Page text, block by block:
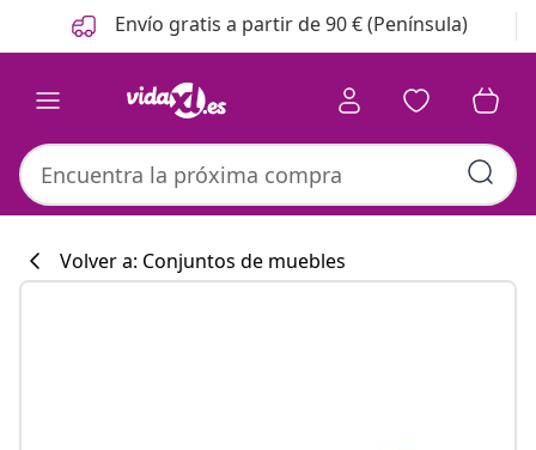
Anterior
Siguiente Envío gratis a partir de 90 € (Península)
Volver a: Conjuntos de muebles